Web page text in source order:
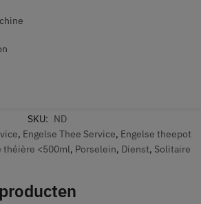
SKU: ND
, Engelse Thee Service, Engelse theepot
théière <500ml, Porselein, Dienst, Solitaire